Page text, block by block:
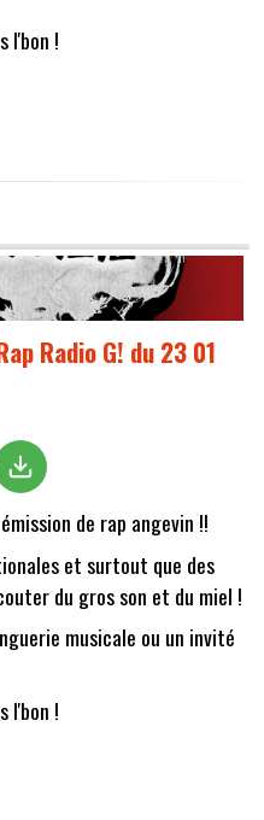
l'bon !
Radio G! du 23 01
de rap angevin !!
et surtout que des
du gros son et du miel !
musicale ou un invité
l'bon !